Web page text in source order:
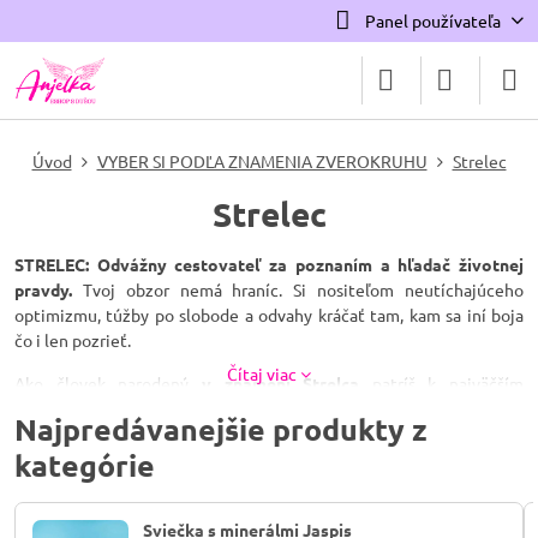
Panel používateľa
Úvod VYBER SI PODĽA ZNAMENIA ZVEROKRUHU Strelec
Strelec
STRELEC: Odvážny cestovateľ za poznaním a hľadač životnej
pravdy. Tvoj obzor nemá hraníc. Si nositeľom neutíchajúceho
optimizmu, túžby po slobode a odvahy kráčať tam, kam sa iní boja
čo i len pozrieť.
Ako človek narodený
v znamení Strelca
patríš k najväčším
planétou jeveľkorysýJupiter.Do daru si dostal(a) priamočiarosť,
neutíchajúcu zvedavosť a schopnosť vidieť v každej situácii niečo
pozitívne. Si rodený filozof, ktorý miluje dobrodružstvo a pravdu
nadovšetko. Tvojou výzvou býva niekedy neposednosť,
Čítaj viac
Najpredávanejšie produkty z
kategórie
Sviečka s minerálmi Jaspis